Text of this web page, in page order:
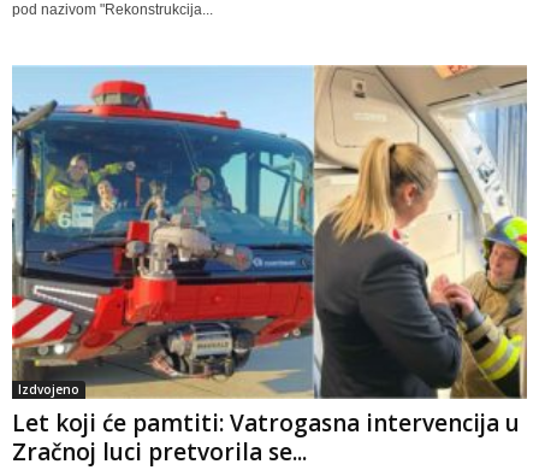
pod nazivom "Rekonstrukcija...
Izdvojeno
Let koji će pamtiti: Vatrogasna intervencija u
Zračnoj luci pretvorila se...